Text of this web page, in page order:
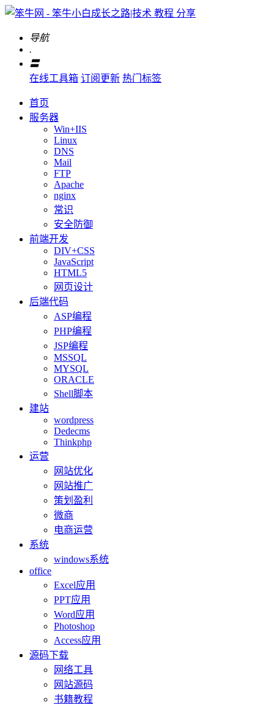
导航
.
〓
在线工具箱 订阅更新 热门标签
首页
服务器
Win+IIS
Linux
DNS
Mail
FTP
Apache
nginx
常识
安全防御
前端开发
DIV+CSS
JavaScript
HTML5
网页设计
后端代码
ASP编程
PHP编程
JSP编程
MSSQL
MYSQL
ORACLE
Shell脚本
建站
wordpress
Dedecms
Thinkphp
运营
网站优化
网站推广
策划盈利
微商
电商运营
系统
windows系统
office
Excel应用
PPT应用
Word应用
Photoshop
Access应用
源码下载
网络工具
网站源码
书籍教程